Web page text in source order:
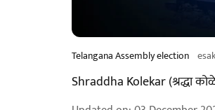
Telangana Assembly election
Shraddha Kolekar (श्रद्धा